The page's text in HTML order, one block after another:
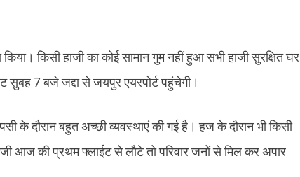
किसी हाजी का कोई सामान गुम नहीं हुआ सभी हाजी सुरक्षित घर
सुबह 7 बजे ज‌द्दा से जयपुर एयरपोर्ट पहुंचेगी।
के दौरान बहुत अच्छी व्यवस्थाएं की गई है। हज के दौरान भी किसी
आज की प्रथम फ्लाईट से लौटे तो परिवार जनों से मिल कर अपार